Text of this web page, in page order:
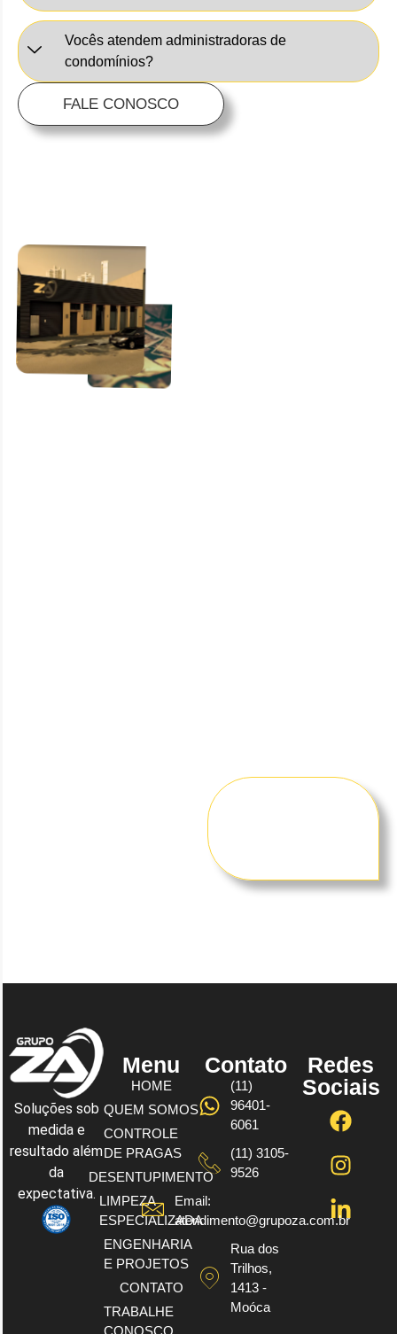
Vocês atendem administradoras de
condomínios?
FALE CONOSCO
Soluções sob
medida e
resultado além
da
expectativa.
Menu
HOME
QUEM SOMOS
CONTROLE
DE PRAGAS
DESENTUPIMENTO
LIMPEZA
ESPECIALIZADA
ENGENHARIA
E PROJETOS
CONTATO
TRABALHE
Redes
Sociais
Contato
(11)
96401-
6061
(11) 3105-
9526
Email:
atendimento@grupoza.com.br
Rua dos
Trilhos,
1413 -
Moóca